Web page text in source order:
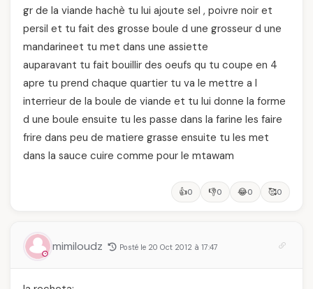
gr de la viande hachè tu lui ajoute sel , poivre noir et
persil et tu fait des grosse boule d une grosseur d une
mandarineet tu met dans une assiette
auparavant tu fait bouillir des oeufs qu tu coupe en 4
apre tu prend chaque quartier tu va le mettre a l
interrieur de la boule de viande et tu lui donne la forme
d une boule ensuite tu les passe dans la farine les faire
frire dans peu de matiere grasse ensuite tu les met
dans la sauce cuire comme pour le mtawam
👍0 👎0 😂0 🥰0
mimiloudz Posté le 20 Oct 2012 à 17:47